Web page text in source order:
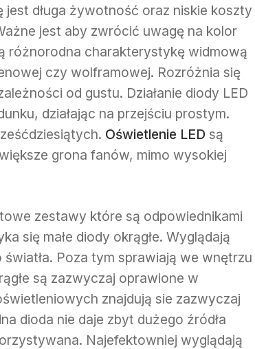
długa żywotność oraz niskie koszty
jest aby zwrócić uwagę na kolor
różnorodna charakterystykę widmową
czy wolframowej. Rozróżnia się
od gustu. Działanie diody LED
działając na przejściu prostym.
Oświetlenie LED są
grona fanów, mimo wysokiej
zestawy które są odpowiednikami
się małe diody okrągłe. Wyglądają
Poza tym sprawiają we wnętrzu
są zazwyczaj oprawione w
znajdują sie zazwyczaj
dioda nie daje zbyt dużego źródła
Najefektowniej wyglądają